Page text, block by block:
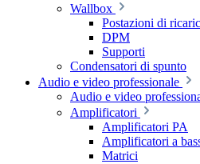
Wallbox
Postazioni di
DPM
Supporti
Condensatori di spunto
Audio e video professionale
Audio e video
Amplificatori
Amplificatori PA
Amplificatori a
Matrici